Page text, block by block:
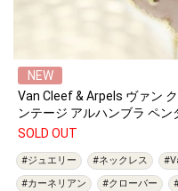
NEW
Van Cleef & Arpels ヴァン
ンテージ アルハンブラ ペン
SOLD OUT
#ジュエリー #ネックレス
#カーネリアン
#クローバー